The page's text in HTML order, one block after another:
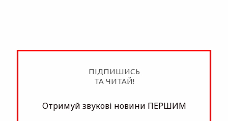
ПІДПИШИСЬ
ТА ЧИТАЙ!
Отримуй звукові новини ПЕРШИМ